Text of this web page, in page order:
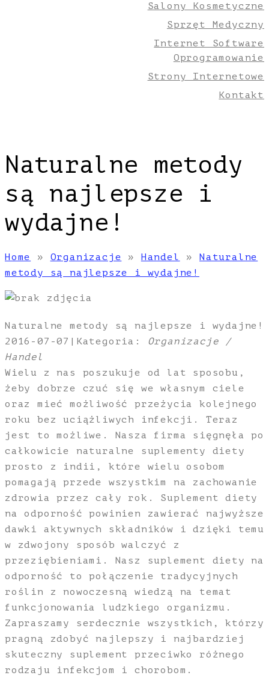
Salony Kosmetyczne
Sprzęt Medyczny
Internet Software
Oprogramowanie
Strony Internetowe
Kontakt
Naturalne metody
są najlepsze i
wydajne!
Home » Organizacje » Handel »Naturalne
metody są najlepsze i wydajne!
Naturalne metody są najlepsze i wydajne!
2016-07-07 | Kategoria: Organizacje /
Handel
Wielu z nas poszukuje od lat sposobu,
żeby dobrze czuć się we własnym ciele
oraz mieć możliwość przeżycia kolejnego
roku bez uciążliwych infekcji. Teraz
jest to możliwe. Nasza firma sięgnęła po
całkowicie naturalne suplementy diety
prosto z indii, które wielu osobom
pomagają przede wszystkim na zachowanie
zdrowia przez cały rok. Suplement diety
na odporność powinien zawierać najwyższe
dawki aktywnych składników i dzięki temu
w zdwojony sposób walczyć z
przeziębieniami. Nasz suplement diety na
odporność to połączenie tradycyjnych
roślin z nowoczesną wiedzą na temat
funkcjonowania ludzkiego organizmu.
Zapraszamy serdecznie wszystkich, którzy
pragną zdobyć najlepszy i najbardziej
skuteczny suplement przeciwko różnego
rodzaju infekcjom i chorobom.